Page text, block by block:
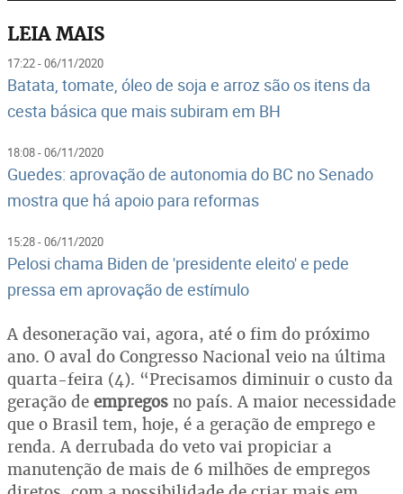
LEIA MAIS
17:22 - 06/11/2020
Batata, tomate, óleo de soja e arroz são os itens da
cesta básica que mais subiram em BH
18:08 - 06/11/2020
Guedes: aprovação de autonomia do BC no Senado
mostra que há apoio para reformas
15:28 - 06/11/2020
Pelosi chama Biden de 'presidente eleito' e pede
pressa em aprovação de estímulo
A desoneração vai, agora, até o fim do próximo
ano. O aval do Congresso Nacional veio na última
quarta-feira (4). “Precisamos diminuir o custo da
geração de empregos no país. A maior necessidade
que o Brasil tem, hoje, é a geração de emprego e
renda. A derrubada do veto vai propiciar a
manutenção de mais de 6 milhões de empregos